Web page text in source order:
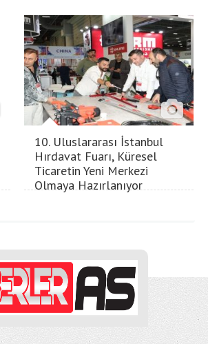
10. Uluslararası İstanbul
Hırdavat Fuarı, Küresel
Ticaretin Yeni Merkezi
Olmaya Hazırlanıyor